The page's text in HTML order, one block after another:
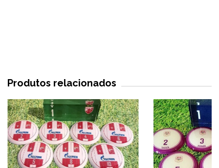
Produtos relacionados